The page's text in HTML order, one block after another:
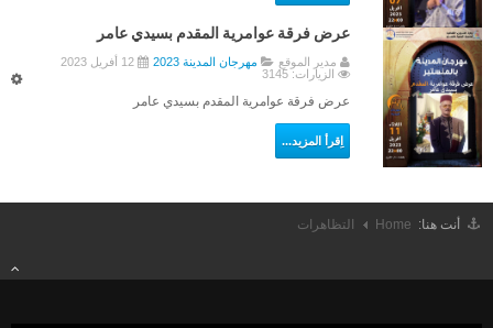
الأجندا الثقـــــــافية
المنستير في عيون الشعراء
المنستير في عيون الفنــانين
أعلام المنستير
ألبوم الصور
عرض فرقة عوامرية المقدم بسيدي عامر
مدير الموقع مهرجان المدينة 2023
12 أفريل 2023
الزيارات: 3145
عرض فرقة عوامرية المقدم بسيدي عامر
اِقرأ المزيد...
أنت هنا: Home التظاهرات